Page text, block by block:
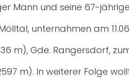
Mann und seine 67-
unternahmen am
m), Gde. Rangersdorf,
m). In weiterer Folge